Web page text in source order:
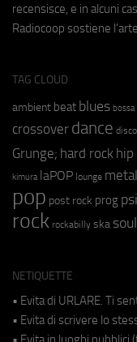
recensisce, e in alcuni
Radiocoop sostiene
TAG CLOUD
ambient beat blues bossa
crossover dance disco
Grunge; hard rock hip
kimura laPOP lounge
pop post rock prog
rock rockabilly ska soul
NETIQUETTE
• Evita di URLARE. Ti
• Evita di scrivere lo